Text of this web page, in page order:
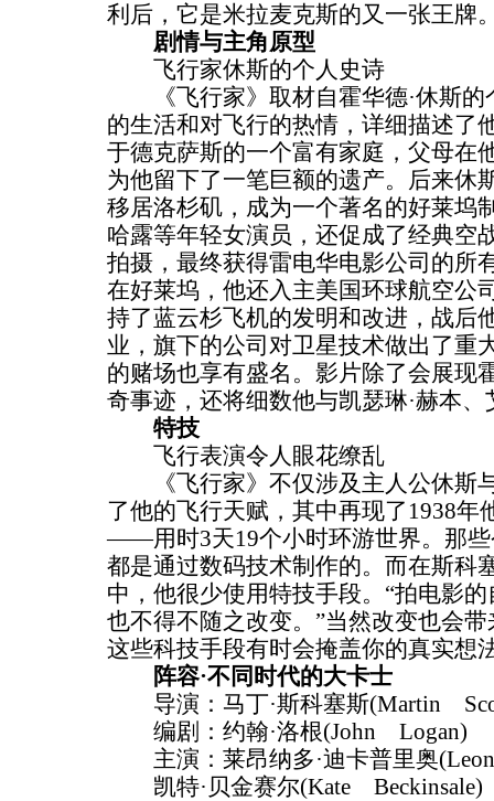
利后，它是米拉麦克斯的又一张王牌
剧情与主角原型
飞行家休斯的个人史诗
《飞行家》取材自霍华德·休斯的
的生活和对飞行的热情，详细描述了
于德克萨斯的一个富有家庭，父母在
为他留下了一笔巨额的遗产。后来休
移居洛杉矶，成为一个著名的好莱坞
哈露等年轻女演员，还促成了经典空
拍摄，最终获得雷电华电影公司的所
在好莱坞，他还入主美国环球航空公
持了蓝云杉飞机的发明和改进，战后
业，旗下的公司对卫星技术做出了重
的赌场也享有盛名。影片除了会展现
奇事迹，还将细数他与凯瑟琳·赫本
特技
飞行表演令人眼花缭乱
《飞行家》不仅涉及主人公休斯
了他的飞行天赋，其中再现了1938年
——用时3天19个小时环游世界。那些
都是通过数码技术制作的。而在斯科
中，他很少使用特技手段。“拍电影
也不得不随之改变。”当然改变也会
这些科技手段有时会掩盖你的真实想
阵容·不同时代的大卡士
导演：马丁·斯科塞斯(Martin
编剧：约翰·洛根(John Logan)
主演：莱昂纳多·迪卡普里奥
凯特·贝金赛尔(Kate Beckinsale)